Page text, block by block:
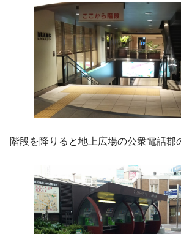
階段を降りると地上広場の公衆電話郡